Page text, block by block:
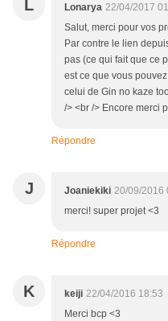
L Lonarya 22/04/2017
Salut, merci pour vos
Par contre le lien
pas (ce qui fait que ce
est ce que vous
celui de Gin no kaze
/> <br /> Encore merci
Répondre
J Joaniekiki 20/09/2016
merci! super projet <3
Répondre
K keiji 22/04/2016 18:53
Merci bcp <3